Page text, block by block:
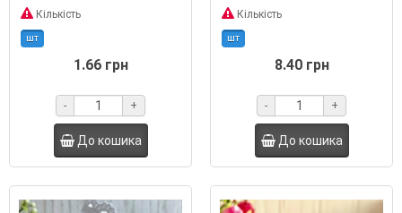
Кількість
шт
1.66 грн
- +
До кошика
Кількість
шт
8.40 грн
- +
До кошика